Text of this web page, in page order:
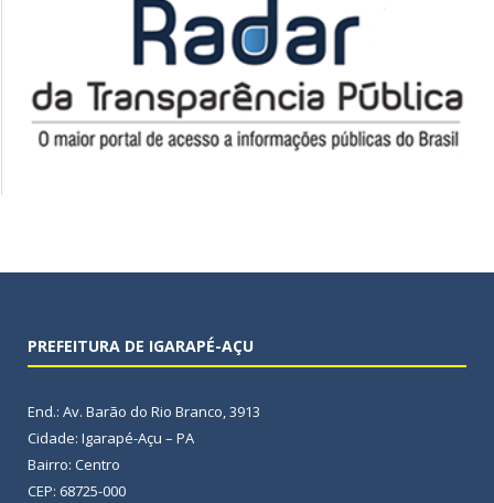
PREFEITURA DE IGARAPÉ-AÇU
End.: Av. Barão do Rio Branco, 3913
Cidade: Igarapé-Açu – PA
Bairro: Centro
CEP: 68725-000